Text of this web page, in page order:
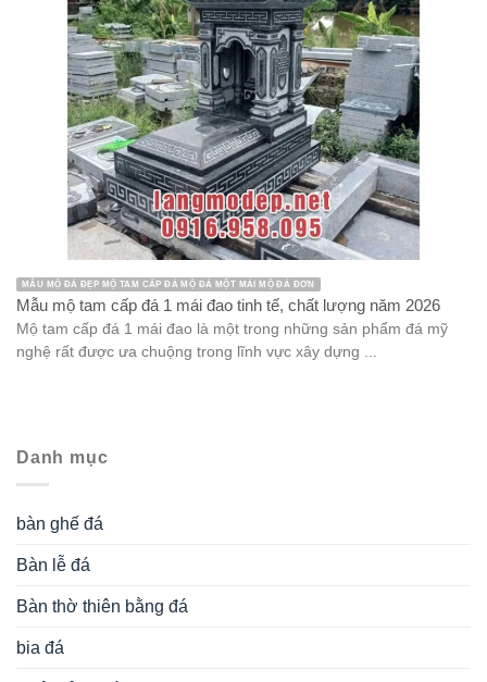
MẪU MỘ ĐÁ ĐẸP MỘ TAM CẤP ĐÁ MỘ ĐÁ MỘT MÁI MỘ ĐÁ ĐƠN
Mẫu mộ tam cấp đá 1 mái đao tinh tế, chất lượng năm 2026
Mộ tam cấp đá 1 mái đao là một trong những sản phẩm đá mỹ
nghệ rất được ưa chuộng trong lĩnh vực xây dựng ...
Danh mục
bàn ghế đá
Bàn lễ đá
Bàn thờ thiên bằng đá
bia đá